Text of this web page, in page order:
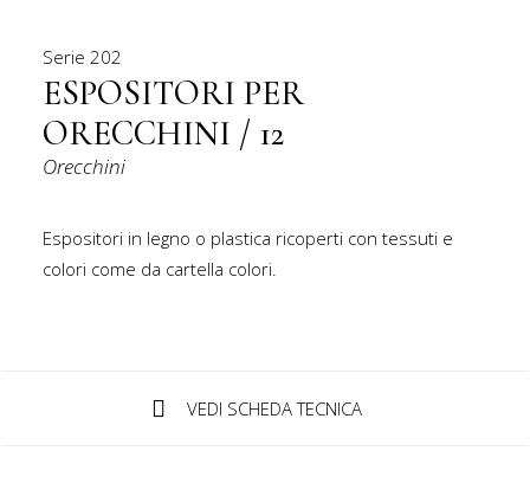
Ricerca
prodotti
IT
Serie 202
ESPOSITORI PER
ORECCHINI / 12
Orecchini
Espositori in legno o plastica ricoperti con tessuti e
colori come da cartella colori.
VEDI SCHEDA TECNICA